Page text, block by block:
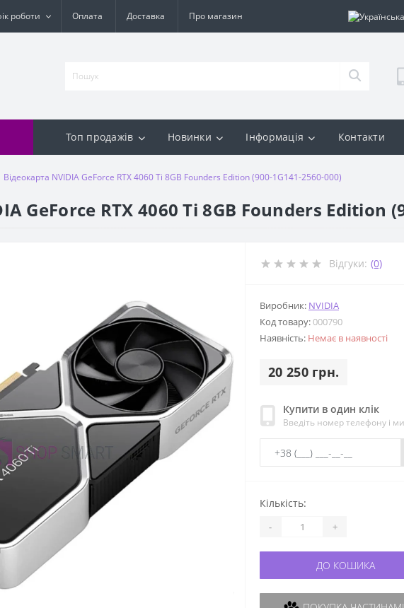
роботи Оплата Доставка Про магазин
Топ продажів Новинки Інформація Контакти
Відеокарта NVIDIA GeForce RTX 4060 Ti 8GB Founders Edition (900-1G141-2560-000)
GeForce RTX 4060 Ti 8GB Founders Edition
Відгуки: (0)
Виробник: NVIDIA
Код товару:000790
Наявність: Немає в наявності
20 250 грн.
Купити в один клік
Введіть номер телефону і
Кількість:
- +
ДО КОШИКА